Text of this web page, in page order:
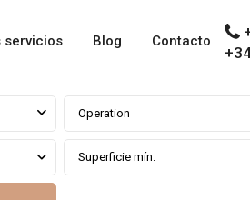
servicios Blog Contacto
Operation